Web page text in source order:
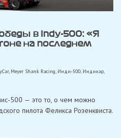
в Indy-500: «Я
на последнем
, Meyer Shank Racing, Инди-500, Индикар
500 — это то, о чем можно
пилота Феликса Розенквиста.